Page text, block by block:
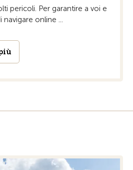
pericoli. Per garantire a voi e
navigare online ...